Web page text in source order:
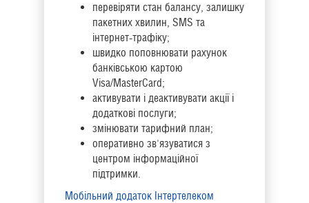
перевіряти стан балансу, залишку
пакетних хвилин, SMS та
інтернет-трафіку;
швидко поповнювати рахунок
банківською картою
Visa/MasterСard;
активувати і деактивувати акції і
додаткові послуги;
змінювати тарифний план;
оперативно зв'язуватися з
центром інформаційної
підтримки.
Мобільний додаток Інтертелеком